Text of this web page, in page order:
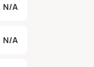
N/A
N/A